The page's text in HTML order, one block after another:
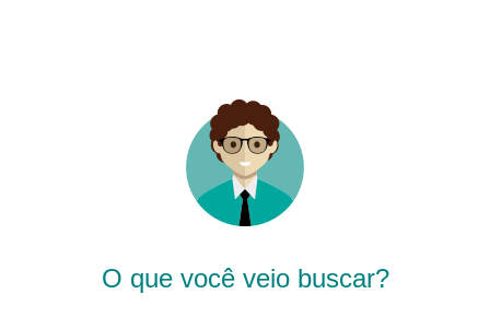
O que você veio buscar?